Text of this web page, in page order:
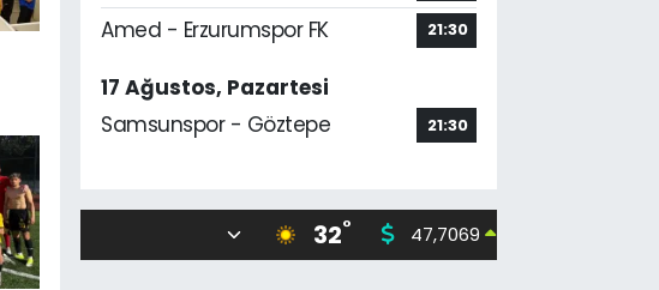
Amed - Erzurumspor FK 21:30
17 Ağustos, Pazartesi
Samsunspor - Göztepe
21:30
32° 47,7069